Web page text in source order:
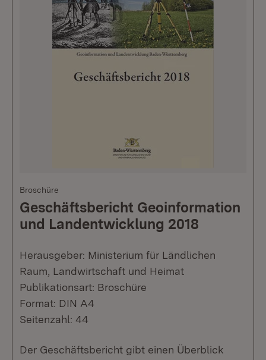
Broschüre
Geschäftsbericht Geoinformation
und Landentwicklung 2018
Herausgeber: Ministerium für Ländlichen
Raum, Landwirtschaft und Heimat
Publikationsart: Broschüre
Format: DIN A4
Seitenzahl: 44
Der Geschäftsbericht gibt einen Überblick